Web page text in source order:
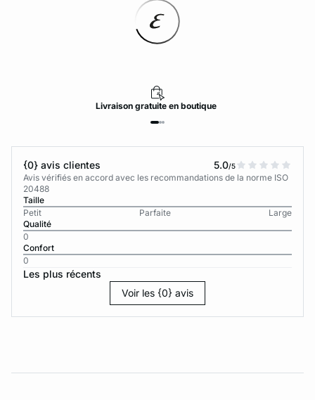
Livraisongratuiteen boutique
{0} avis clientes 5.0/5
Avis vérifiés en accord avec les recommandations de la norme ISO
20488
Taille
Petit
Parfaite
Large
Qualité
0
Confort
0
Les plus récents
Voir les {0} avis